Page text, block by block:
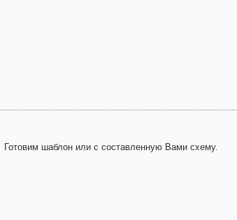
Готовим шаблон или с составленную Вами схему.